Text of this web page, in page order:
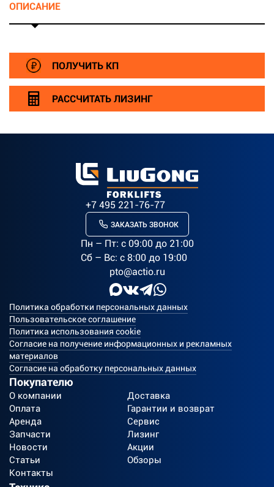
ОПИСАНИЕ
ПОЛУЧИТЬ КП
РАССЧИТАТЬ ЛИЗИНГ
+7 495 221-76-77
ЗАКАЗАТЬ ЗВОНОК
Пн – Пт: c 09:00 до 21:00
Сб – Вс: с 8:00 до 19:00
pto@actio.ru
Политика обработки персональных данных
Пользовательское соглашение
Политика использования cookie
Согласие на получение информационных и рекламных
материалов
Согласие на обработку персональных данных
Покупателю
О компании
Доставка
Оплата
Гарантии и возврат
Аренда
Сервис
Запчасти
Лизинг
Новости
Акции
Статьи
Обзоры
Контакты